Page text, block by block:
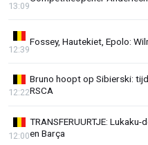
13:09
Fossey, Hautekiet, Epolo:
12:39
Bruno hoopt op Sibierski:
RSCA
12:22
TRANSFERUURTJE:
en Barça
12:00